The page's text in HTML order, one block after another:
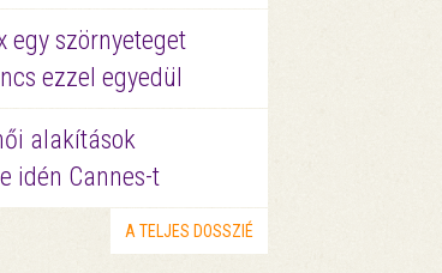
egy szörnyeteget
ezzel egyedül
alakítások
idén Cannes-t
A TELJES DOSSZIÉ